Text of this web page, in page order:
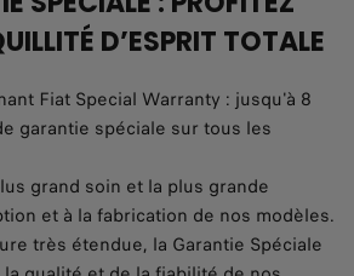
D’ESPRIT TOTALE
Fiat Special Warranty : jusqu'à 8
garantie spéciale sur tous les
grand soin et la plus grande
et à la fabrication de nos modèles.
très étendue, la Garantie Spéciale